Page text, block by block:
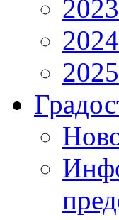
2023
2024
2025